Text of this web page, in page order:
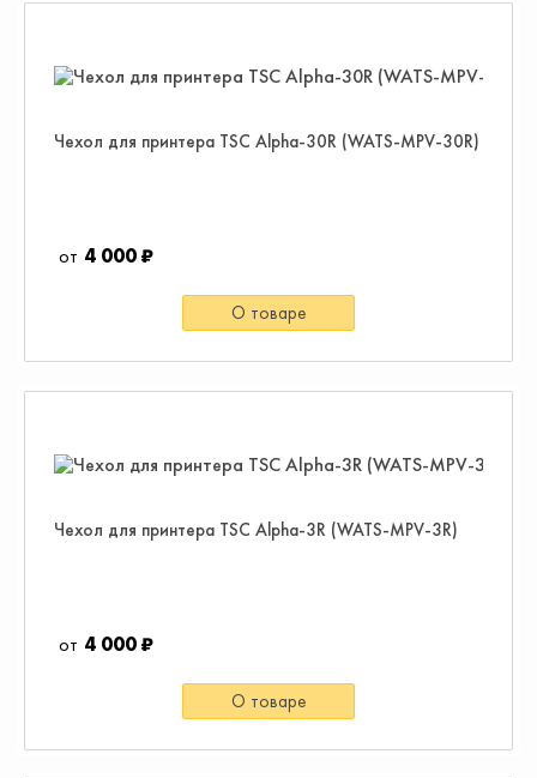
Чехол для принтера TSC Alpha-30R (WATS-MPV-30R)
4 000 ₽
О товаре
Чехол для принтера TSC Alpha-3R (WATS-MPV-3R)
4 000 ₽
О товаре